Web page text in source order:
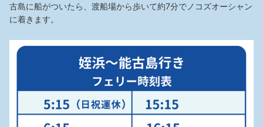
古島に船がついたら、渡船場から歩いて約7分でノコズオーシャン
に着きます。